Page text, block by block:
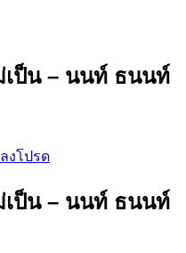
เป็น – นนท์ ธนนท์
งโปรด
เป็น – นนท์ ธนนท์